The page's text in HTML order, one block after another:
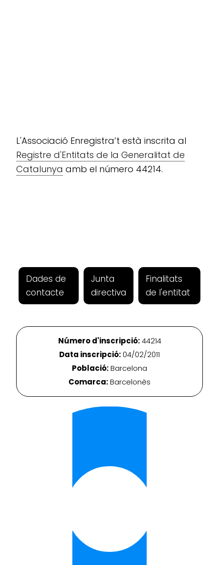
L'Associació Enregistra’t està inscrita al
Registre d'Entitats de la Generalitat de
Catalunya amb el número 44214.
Dades de
contacte
Junta
directiva
Finalitats
de l'entitat
Número d'inscripció:44214
Data inscripció:04/02/2011
Població:Barcelona
Comarca:Barcelonès